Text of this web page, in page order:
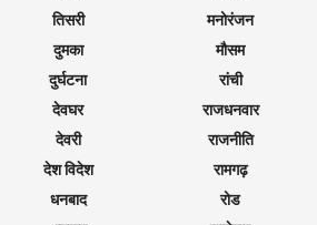
तिसरी
दुमका
दुर्घटना
देवघर
देवरी
देश विदेश
धनबाद
मनोरंजन
मौसम
रांची
राजधनवार
राजनीति
रामगढ़
रोड